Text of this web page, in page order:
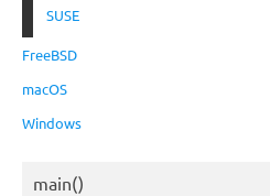
SUSE
FreeBSD
macOS
Windows
main()